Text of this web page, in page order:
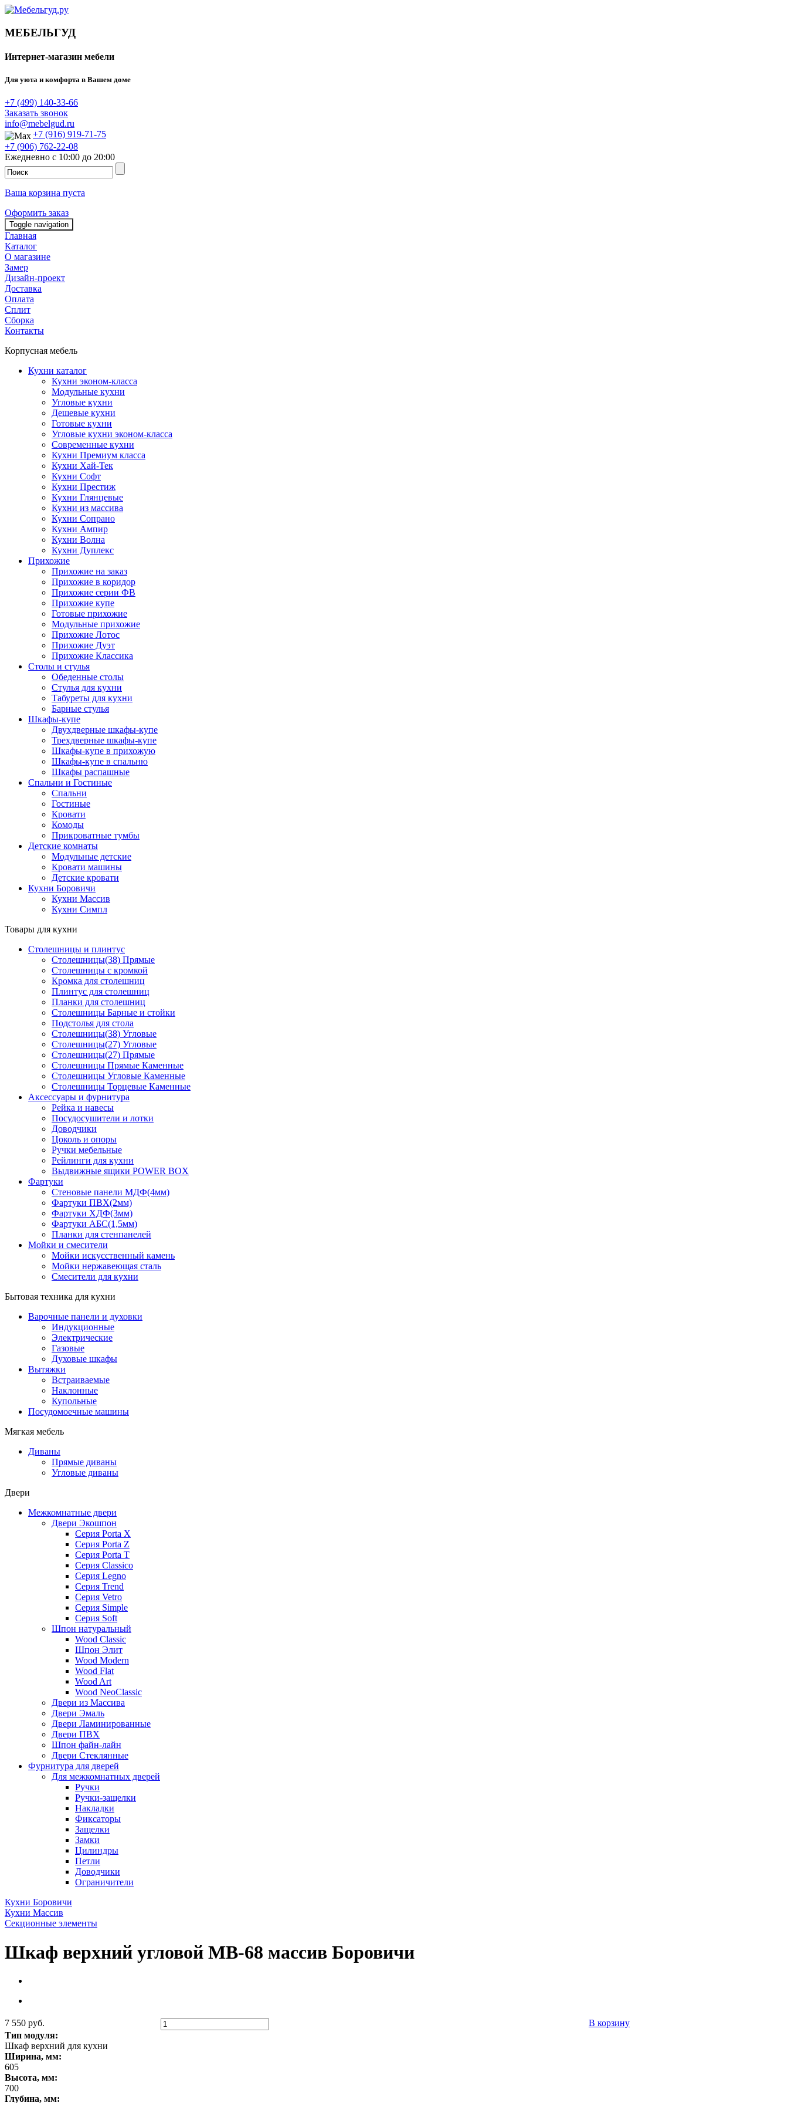
МЕБЕЛЬГУД
Интернет-магазин мебели
Для уюта и комфорта в Вашем доме
+7 (499) 140-33-66
Заказать звонок
info@mebelgud.ru
+7 (916) 919-71-75
+7 (906) 762-22-08
Ежедневно с 10:00 до 20:00
Ваша корзина пуста
Оформить заказ
Toggle navigation
Главная
Каталог
О магазине
Замер
Дизайн-проект
Доставка
Оплата
Сплит
Сборка
Контакты
Корпусная мебель
Кухни каталог
Кухни эконом-класса
Модульные кухни
Угловые кухни
Дешевые кухни
Готовые кухни
Угловые кухни эконом-класса
Современные кухни
Кухни Премиум класса
Кухни Хай-Тек
Кухни Софт
Кухни Престиж
Кухни Глянцевые
Кухни из массива
Кухни Сопрано
Кухни Ампир
Кухни Волна
Кухни Дуплекс
Прихожие
Прихожие на заказ
Прихожие в коридор
Прихожие серии ФВ
Прихожие купе
Готовые прихожие
Модульные прихожие
Прихожие Лотос
Прихожие Дуэт
Прихожие Классика
Столы и стулья
Обеденные столы
Стулья для кухни
Табуреты для кухни
Барные стулья
Шкафы-купе
Двухдверные шкафы-купе
Трехдверные шкафы-купе
Шкафы-купе в прихожую
Шкафы-купе в спальню
Шкафы распашные
Спальни и Гостиные
Спальни
Гостиные
Кровати
Комоды
Прикроватные тумбы
Детские комнаты
Модульные детские
Кровати машины
Детские кровати
Кухни Боровичи
Кухни Массив
Кухни Симпл
Товары для кухни
Столешницы и плинтус
Столешницы(38) Прямые
Столешницы с кромкой
Кромка для столешниц
Плинтус для столешниц
Планки для столешниц
Столешницы Барные и стойки
Подстолья для стола
Столешницы(38) Угловые
Столешницы(27) Угловые
Столешницы(27) Прямые
Столешницы Прямые Каменные
Столешницы Угловые Каменные
Столешницы Торцевые Каменные
Аксессуары и фурнитура
Рейка и навесы
Посудосушители и лотки
Доводчики
Цоколь и опоры
Ручки мебельные
Рейлинги для кухни
Выдвижные ящики POWER BOX
Фартуки
Стеновые панели МДФ(4мм)
Фартуки ПВХ(2мм)
Фартуки ХДФ(3мм)
Фартуки АБС(1,5мм)
Планки для стенпанелей
Мойки и смесители
Мойки искусственный камень
Мойки нержавеющая сталь
Смесители для кухни
Бытовая техника для кухни
Варочные панели и духовки
Индукционные
Электрические
Газовые
Духовые шкафы
Вытяжки
Встраиваемые
Наклонные
Купольные
Посудомоечные машины
Мягкая мебель
Диваны
Прямые диваны
Угловые диваны
Двери
Межкомнатные двери
Двери Экошпон
Серия Porta X
Серия Porta Z
Серия Porta T
Серия Classico
Серия Legno
Серия Trend
Серия Vetro
Серия Simple
Серия Soft
Шпон натуральный
Wood Classic
Шпон Элит
Wood Modern
Wood Flat
Wood Art
Wood NeoClassic
Двери из Массива
Двери Эмаль
Двери Ламинированные
Двери ПВХ
Шпон файн-лайн
Двери Стеклянные
Фурнитура для дверей
Для межкомнатных дверей
Ручки
Ручки-защелки
Накладки
Фиксаторы
Защелки
Замки
Цилиндры
Петли
Доводчики
Ограничители
Кухни Боровичи
Кухни Массив
Секционные элементы
Шкаф верхний угловой МВ-68 массив Боровичи
7 550 руб.
В корзину
Тип модуля:
Шкаф верхний для кухни
Ширина, мм:
605
Высота, мм:
700
Глубина, мм: